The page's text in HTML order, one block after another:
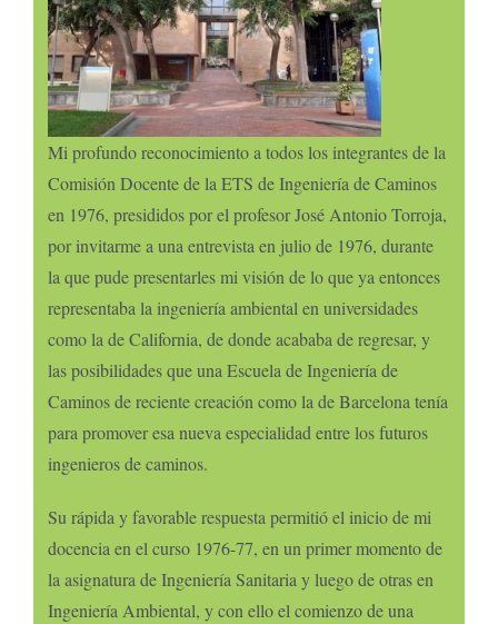
Mi profundo reconocimiento a todos los integrantes de la
Comisión Docente de la ETS de Ingeniería de Caminos
en 1976, presididos por el profesor José Antonio Torroja,
por invitarme a una entrevista en julio de 1976, durante
la que pude presentarles mi visión de lo que ya entonces
representaba la ingeniería ambiental en universidades
como la de California, de donde acababa de regresar, y
las posibilidades que una Escuela de Ingeniería de
Caminos de reciente creación como la de Barcelona tenía
para promover esa nueva especialidad entre los futuros
ingenieros de caminos.
Su rápida y favorable respuesta permitió el inicio de mi
docencia en el curso 1976-77, en un primer momento de
la asignatura de Ingeniería Sanitaria y luego de otras en
Ingeniería Ambiental, y con ello el comienzo de una